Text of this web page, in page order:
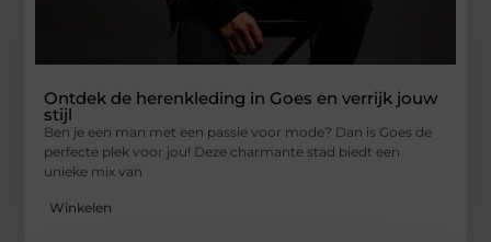
Ontdek de herenkleding in Goes en verrijk jouw
stijl
Ben je een man met een passie voor mode? Dan is Goes de
perfecte plek voor jou! Deze charmante stad biedt een
unieke mix van
Winkelen